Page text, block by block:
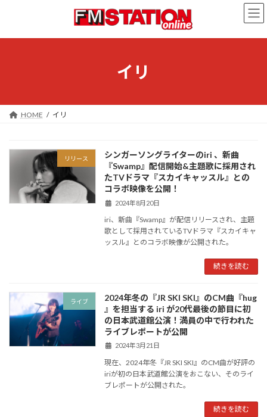
ン
ー
イリ
HOME イリ
リリース
シンガーソングライターのiri 、新曲
『Swamp』配信開始&主題歌に採用され
たTVドラマ『スカイキャッスル』との
コラボ映像を公開！
2024年8月20日
iri、新曲『Swamp』が配信リリースされ、主題
歌として採用されているTVドラマ『スカイキャ
ッスル』とのコラボ映像が公開された。
続きを読む
ライブ
2024年冬の『JR SKI SKI』のCM曲『hug
』を担当する iri が20代最後の節目に初
の日本武道館公演！満員の中で行われた
ライブレポートが公開
2024年3月21日
現在、2024年冬『JR SKI SKI』のCM曲が好評の
iriが初の日本武道館公演をおこない、そのライ
ブレポートが公開された。
続きを読む